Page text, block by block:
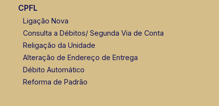
CPFL
Ligação Nova
Consulta a Débitos/ Segunda Via de Conta
Religação da Unidade
Alteração de Endereço de Entrega
Débito Automático
Reforma de Padrão